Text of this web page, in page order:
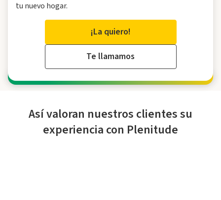
tu nuevo hogar.
¡La quiero!
Te llamamos
Así valoran nuestros clientes su
experiencia con Plenitude